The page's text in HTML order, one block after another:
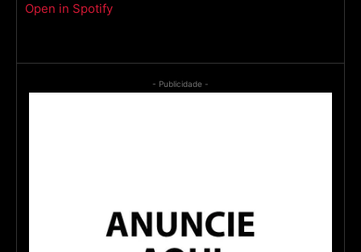
Open in Spotify
- Publicidade -